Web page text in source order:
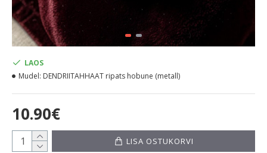
10.90€
LAOS
Mudel: DENDRIITAHHAAT ripats hobune (metall)
LISA OSTUKORVI